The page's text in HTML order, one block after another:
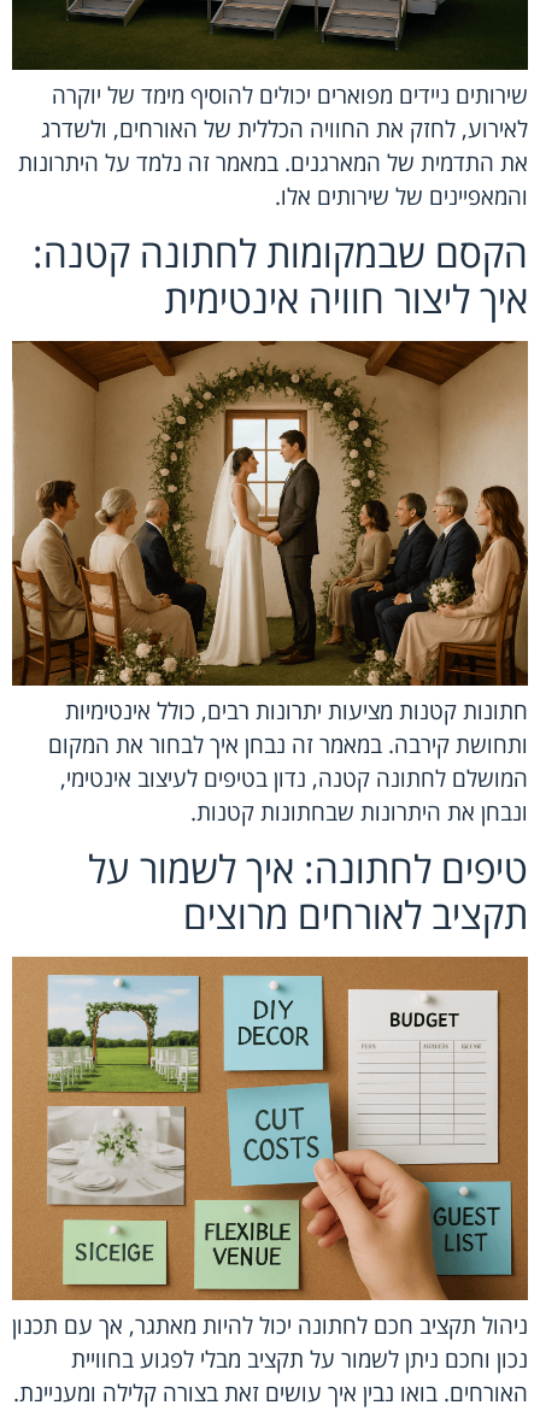
שירותים ניידים מפוארים יכולים להוסיף מימד של יוקרה
לאירוע, לחזק את החוויה הכללית של האורחים, ולשדרג
את התדמית של המארגנים. במאמר זה נלמד על היתרונות
והמאפיינים של שירותים אלו.
הקסם שבמקומות לחתונה קטנה:
איך ליצור חוויה אינטימית
חתונות קטנות מציעות יתרונות רבים, כולל אינטימיות
ותחושת קירבה. במאמר זה נבחן איך לבחור את המקום
המושלם לחתונה קטנה, נדון בטיפים לעיצוב אינטימי,
ונבחן את היתרונות שבחתונות קטנות.
טיפים לחתונה: איך לשמור על
תקציב לאורחים מרוצים
ניהול תקציב חכם לחתונה יכול להיות מאתגר, אך עם תכנון
נכון וחכם ניתן לשמור על תקציב מבלי לפגוע בחוויית
האורחים. בואו נבין איך עושים זאת בצורה קלילה ומעניינת.